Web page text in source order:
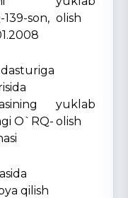
son, olish
O`RQ-
yuklab
olish
qilish